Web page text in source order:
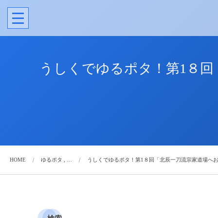
うしくでゆるポタ！第1８
HOME ゆるポタ , … うしくでゆるポタ！第1８回「北辰一刀流宗家道場へ